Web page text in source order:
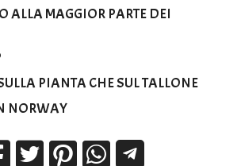
ALLA MAGGIOR PARTE DEI
PIANTA CHE SUL TALLONE
NORWAY